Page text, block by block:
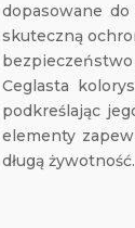
dopasowane
skuteczną
Ceglasta
podkreślając
elementy
długą żywotność.